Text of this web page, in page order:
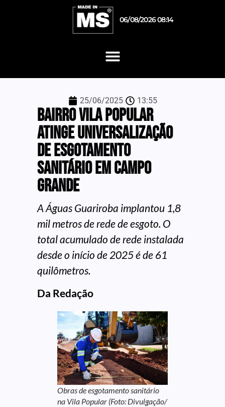
06/08/2026 08:14
25/06/2025 13:55
Bairro Vila Popular
atinge universalização
de esgotamento
sanitário em Campo
Grande
A Águas Guariroba implantou 1,8
mil metros de rede de esgoto. O
total acumulado de rede instalada
desde o início de 2025 é de 61
quilômetros.
Da Redação
Obras de esgotamento sanitário
na Vila Popular (Foto: Divulgação/